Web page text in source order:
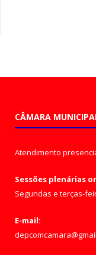
CÂMARA
Atendimento
Sessões plenárias
Segundas e terças-
E-mail: